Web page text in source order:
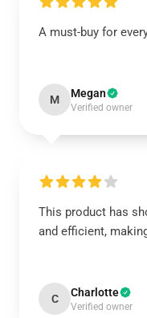
A must-buy for
M Megan
Verified owner
This product has
and efficient,
C Charlotte
Verified owner